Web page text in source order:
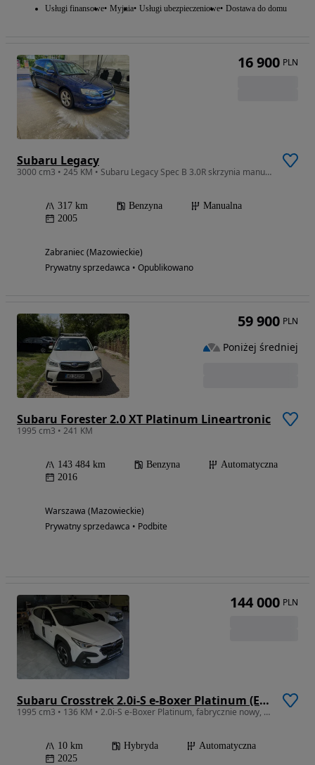
Usługi finansowe Myjnia Usługi ubezpieczeniowe Dostawa do domu
Subaru Legacy
3000 cm3 • 245 KM • Subaru Legacy Spec B 3.0R skrzynia manual 6MT STI
317 km Benzyna
Manualna
2005
Zabraniec (Mazowieckie)
Prywatny sprzedawca • Opublikowano
16 900 PLN
Subaru Forester 2.0 XT Platinum Lineartronic
1995 cm3 • 241 KM
143 484 km Benzyna
Automatyczna
2016
Warszawa (Mazowieckie)
Prywatny sprzedawca • Podbite
59 900 PLN
Poniżej średniej
Subaru Crosstrek 2.0i-S e-Boxer Platinum (EyeSight) Lineartronic
1995 cm3 • 136 KM • 2.0i-S e-Boxer Platinum, fabrycznie nowy, z atrakcyjnym finansowaniem.
10 km Hybryda
Automatyczna
2025
144 000 PLN